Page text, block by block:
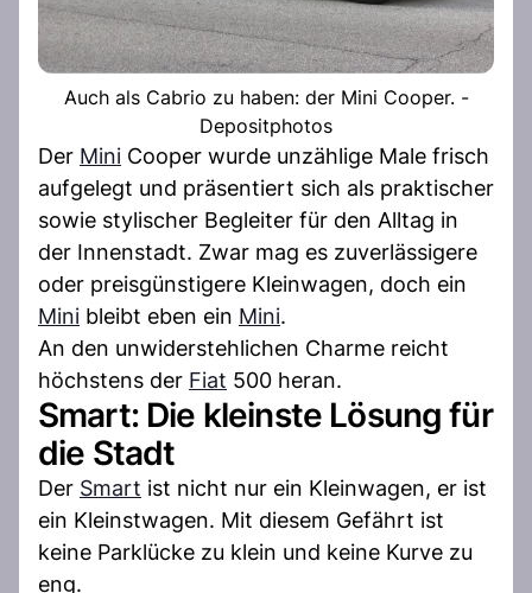
Auch als Cabrio zu haben: der Mini Cooper. -
Depositphotos
Der Mini Cooper wurde unzählige Male frisch
aufgelegt und präsentiert sich als praktischer
sowie stylischer Begleiter für den Alltag in
der Innenstadt. Zwar mag es zuverlässigere
oder preisgünstigere Kleinwagen, doch ein
Mini bleibt eben ein Mini.
An den unwiderstehlichen Charme reicht
höchstens der Fiat 500 heran.
Smart: Die kleinste Lösung für
die Stadt
Der Smart ist nicht nur ein Kleinwagen, er ist
ein Kleinstwagen. Mit diesem Gefährt ist
keine Parklücke zu klein und keine Kurve zu
eng.